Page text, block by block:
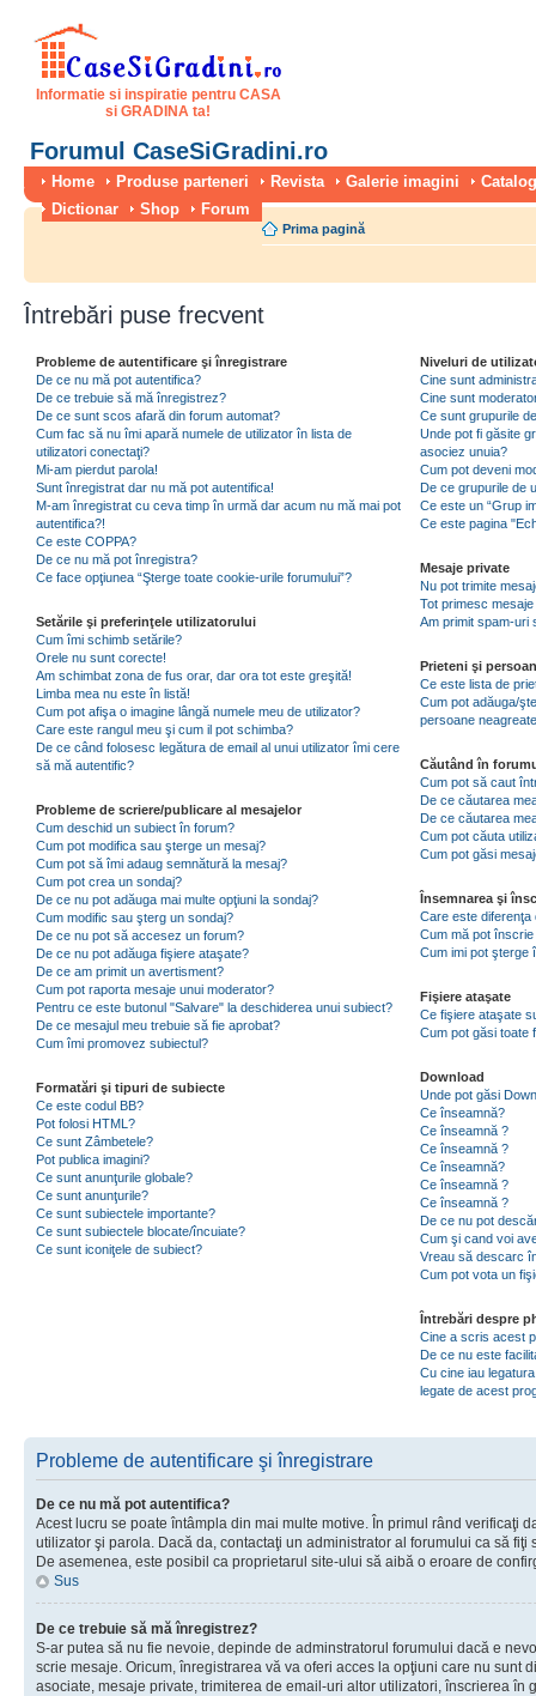
Informatie si inspiratie pentru CASA
si GRADINA ta!
Forumul CaseSiGradini.ro
Home Produse parteneri Revista Galerie imagini
Dictionar
Shop Forum
Prima pagină
Întrebări puse frecvent
Probleme de autentificare şi înregistrare
De ce nu mă pot autentifica?
De ce trebuie să mă înregistrez?
De ce sunt scos afară din forum automat?
Cum fac să nu îmi apară numele de utilizator în lista de
utilizatori conectaţi?
Mi-am pierdut parola!
Sunt înregistrat dar nu mă pot autentifica!
M-am înregistrat cu ceva timp în urmă dar acum nu mă mai pot
autentifica?!
Ce este COPPA?
De ce nu mă pot înregistra?
Ce face opţiunea “Şterge toate cookie-urile forumului”?
Setările şi preferinţele utilizatorului
Cum îmi schimb setările?
Orele nu sunt corecte!
Am schimbat zona de fus orar, dar ora tot este greşită!
Limba mea nu este în listă!
Cum pot afişa o imagine lângă numele meu de utilizator?
Care este rangul meu şi cum il pot schimba?
De ce când folosesc legătura de email al unui utilizator îmi cere
să mă autentific?
Probleme de scriere/publicare al mesajelor
Cum deschid un subiect în forum?
Cum pot modifica sau şterge un mesaj?
Cum pot să îmi adaug semnătură la mesaj?
Cum pot crea un sondaj?
De ce nu pot adăuga mai multe opţiuni la sondaj?
Cum modific sau şterg un sondaj?
De ce nu pot să accesez un forum?
De ce nu pot adăuga fişiere ataşate?
De ce am primit un avertisment?
Cum pot raporta mesaje unui moderator?
Pentru ce este butonul "Salvare" la deschiderea unui subiect?
De ce mesajul meu trebuie să fie aprobat?
Cum îmi promovez subiectul?
Formatări şi tipuri de subiecte
Ce este codul BB?
Pot folosi HTML?
Ce sunt Zâmbetele?
Pot publica imagini?
Ce sunt anunţurile globale?
Ce sunt anunţurile?
Ce sunt subiectele importante?
Ce sunt subiectele blocate/încuiate?
Ce sunt iconiţele de subiect?
Niveluri de
Cine sunt
Cine sunt
Ce sunt grupurile
Unde pot fi găsite
asociez unuia?
Cum pot deveni
De ce grupurile de
Ce este un “Grup
Ce este pagina
Mesaje private
Nu pot trimite
Tot primesc
Am primit spam-uri
Prieteni şi
Ce este lista de
Cum pot adăuga/
persoane
Căutând în
Cum pot să caut
De ce căutarea
De ce căutarea
Cum pot căuta
Cum pot găsi
Însemnarea şi
Care este
Cum mă pot
Cum imi pot şterge
Fişiere ataşate
Ce fişiere ataşate
Cum pot găsi toate
Download
Unde pot găsi
Ce înseamnă?
Ce înseamnă ?
Ce înseamnă ?
Ce înseamnă?
Ce înseamnă ?
Ce înseamnă ?
De ce nu pot
Cum şi cand voi
Vreau să descarc
Cum pot vota un
Întrebări despre
Cine a scris acest
De ce nu este
Cu cine iau
legate de acest
Probleme de autentificare şi înregistrare
De ce nu mă pot autentifica?
Acest lucru se poate întâmpla din mai multe motive. În primul rând verificaţi
utilizator şi parola. Dacă da, contactaţi un administrator al forumului ca să fiţi
De asemenea, este posibil ca proprietarul site-ului să aibă o eroare de
Sus
De ce trebuie să mă înregistrez?
S-ar putea să nu fie nevoie, depinde de adminstratorul forumului dacă e
scrie mesaje. Oricum, înregistrarea vă va oferi acces la opţiuni care nu sunt
asociate, mesaje private, trimiterea de email-uri altor utilizatori, înscrierea în